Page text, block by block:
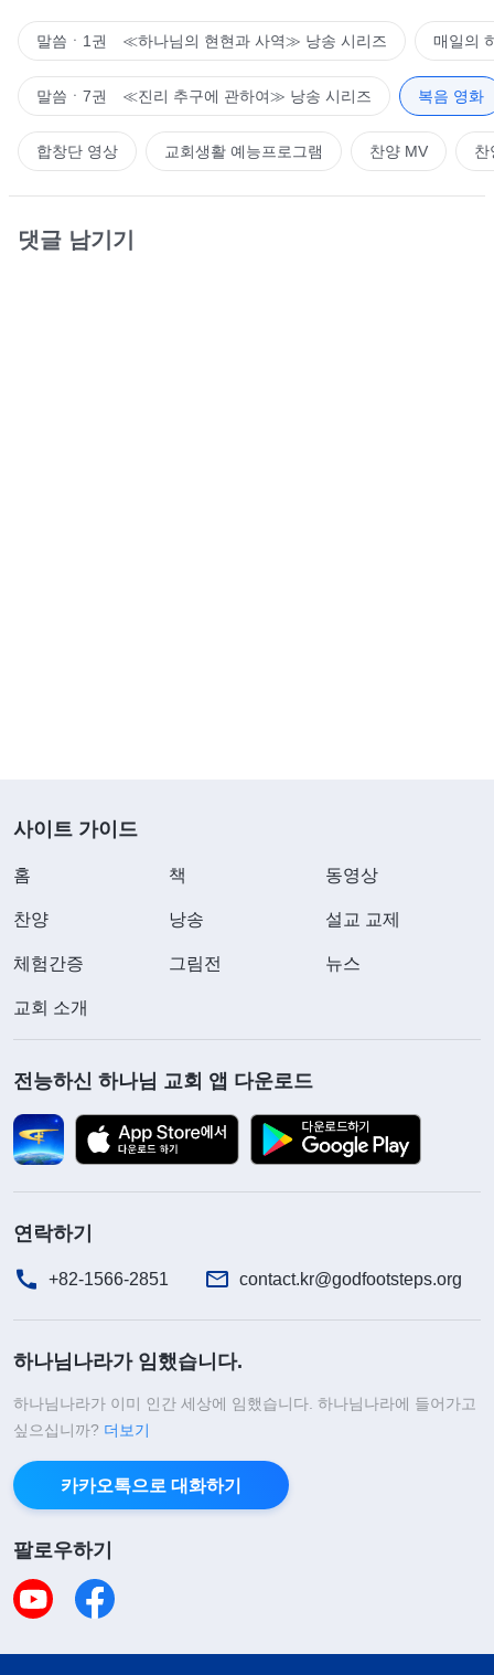
말씀ㆍ1권 ≪하나님의 현현과 사역≫ 낭송 시리즈 매일의
말씀ㆍ7권 ≪진리 추구에 관하여≫ 낭송 시리즈 복음 영화
합창단 영상 교회생활 예능프로그램 찬양 MV 찬
댓글 남기기
사이트 가이드
홈 책 동영상
찬양 낭송 설교 교제
체험간증 그림전 뉴스
교회 소개
전능하신 하나님 교회 앱 다운로드
연락하기
+82-1566-2851 contact.kr@godfootsteps.org
하나님나라가 임했습니다.
하나님나라가 이미 인간 세상에 임했습니다. 하나님나라에 들어가고
싶으십니까? 더보기
카카오톡으로 대화하기
팔로우하기